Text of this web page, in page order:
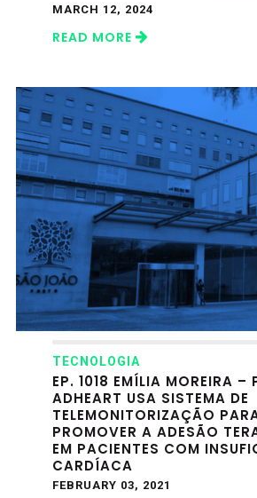
MARCH 12, 2024
READ MORE
TECNOLOGIA
EP. 1018 EMÍLIA MOREIRA –
ADHEART USA SISTEMA DE
TELEMONITORIZAÇÃO
PROMOVER A ADESÃO
EM PACIENTES COM
CARDÍACA
FEBRUARY 03, 2021